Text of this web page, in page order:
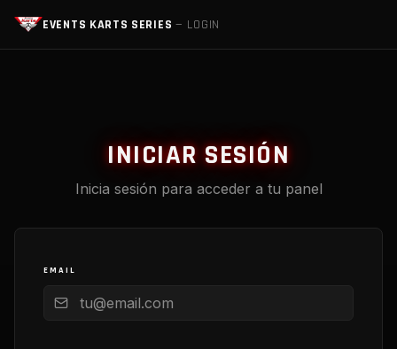
EVENTS KARTS SERIES — LOGIN
INICIAR SESIÓN
Inicia sesión para acceder a tu panel
EMAIL